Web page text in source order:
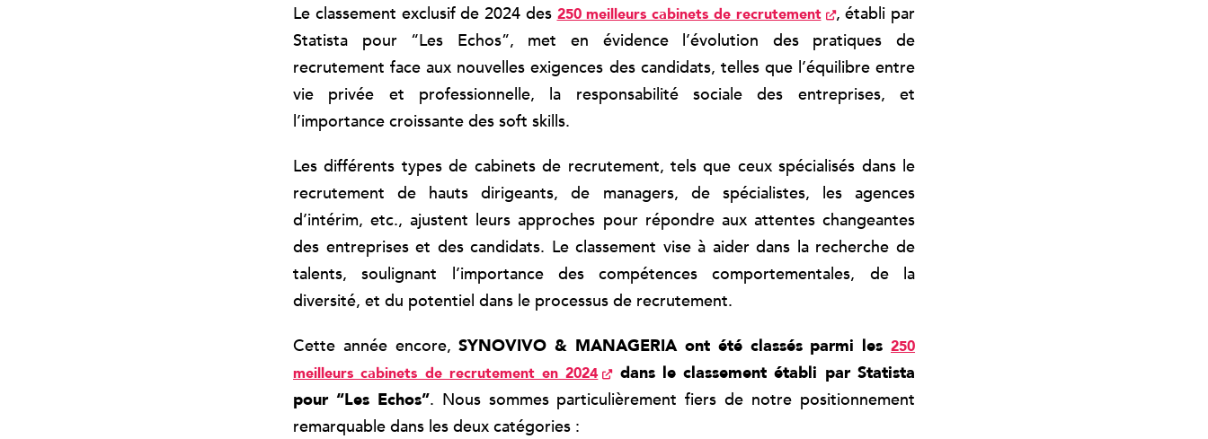
Le classement exclusif de 2024 des250 meilleurs cabinets de recrutement
, établi par
Statista pour “Les Echos”, met en évidence l’évolution des pratiques de
recrutement face aux nouvelles exigences des candidats, telles que l’équilibre entre
vie privée et professionnelle, la responsabilité sociale des entreprises, et
l’importance croissante des soft skills.
Les différents types de cabinets de recrutement, tels que ceux spécialisés dans le
recrutement de hauts dirigeants, de managers, de spécialistes, les agences
d’intérim, etc., ajustent leurs approches pour répondre aux attentes changeantes
des entreprises et des candidats. Le classement vise à aider dans la recherche de
talents, soulignant l’importance des compétences comportementales, de la
diversité, et du potentiel dans le processus de recrutement.
Cette année encore,SYNOVIVO & MANAGERIA ont été classés parmi les250
meilleurs cabinets de recrutement en 2024
dans le classement établi par Statista
pour “Les Echos”. Nous sommes particulièrement fiers de notre positionnement
remarquable dans les deux catégories :